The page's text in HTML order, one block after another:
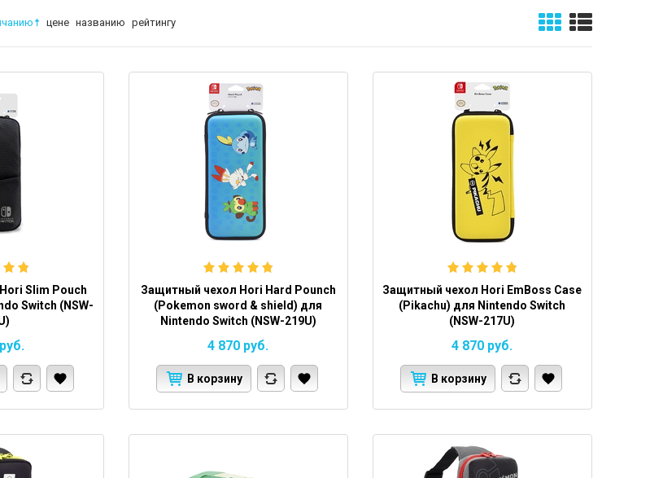
цене названию рейтингу
Slim Pouch
Switch (NSW-
руб.
Защитный чехол Hori Hard Pounch
(Pokemon sword & shield) для
Nintendo Switch (NSW-219U)
4 870 руб.
В корзину
Защитный чехол Hori EmBoss Case
(Pikachu) для Nintendo Switch
(NSW-217U)
4 870 руб.
В корзину